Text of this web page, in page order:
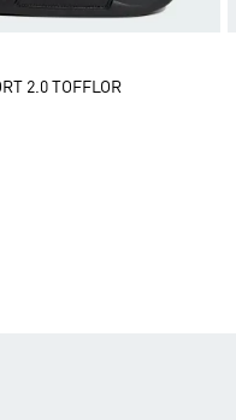
2.0 TOFFLOR